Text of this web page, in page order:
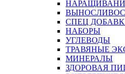
СПЕЦ
НАБОРЫ
УГЛЕВОДЫ
ТРАВЯНЫЕ
МИНЕРАЛЫ
ЗДОРОВАЯ